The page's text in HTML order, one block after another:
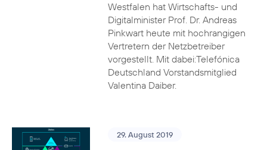
Westfalen hat Wirtschafts- und
Digitalminister Prof. Dr. Andreas
Pinkwart heute mit hochrangigen
Vertretern der Netzbetreiber
vorgestellt. Mit dabei:Telefónica
Deutschland Vorstandsmitglied
Valentina Daiber.
29. August 2019